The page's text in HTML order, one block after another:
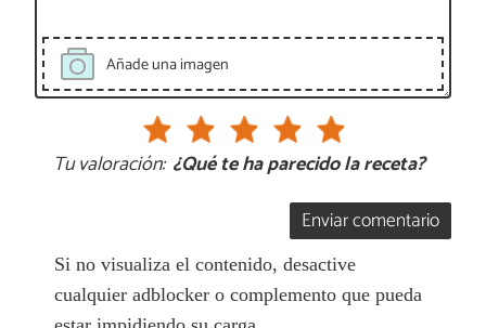
Añade una imagen
Tu valoración: ¿Qué te ha parecido la receta?
Enviar comentario
Si no visualiza el contenido, desactive
cualquier adblocker o complemento que pueda